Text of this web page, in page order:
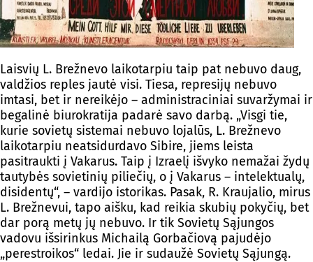
Laisvių L. Brežnevo laikotarpiu taip pat nebuvo daug,
valdžios reples jautė visi. Tiesa, represijų nebuvo
imtasi, bet ir nereikėjo – administraciniai suvaržymai ir
begalinė biurokratija padarė savo darbą. „Visgi tie,
kurie sovietų sistemai nebuvo lojalūs, L. Brežnevo
laikotarpiu neatsidurdavo Sibire, jiems leista
pasitraukti į Vakarus. Taip į Izraelį išvyko nemažai žydų
tautybės sovietinių piliečių, o į Vakarus – intelektualų,
disidentų“, – vardijo istorikas. Pasak, R. Kraujalio, mirus
L. Brežnevui, tapo aišku, kad reikia skubių pokyčių, bet
dar porą metų jų nebuvo. Ir tik Sovietų Sąjungos
vadovu išsirinkus Michailą Gorbačiovą pajudėjo
„perestroikos“ ledai. Jie ir sudaužė Sovietų Sąjungą.